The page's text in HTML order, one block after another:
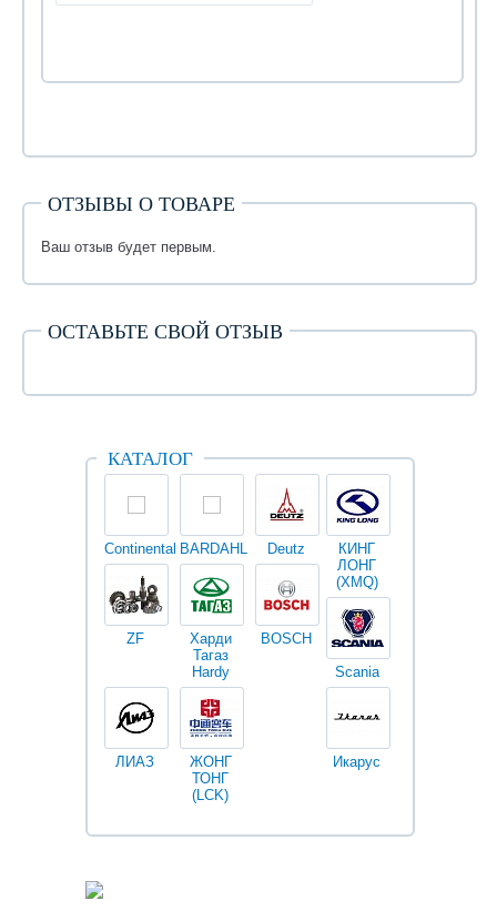
ОТЗЫВЫ О ТОВАРЕ
Ваш отзыв будет первым.
ОСТАВЬТЕ СВОЙ ОТЗЫВ
КАТАЛОГ
Continental BARDAHL Deutz
ZF
Харди
Тагаз
Hardy
BOSCH
ЛИАЗ
ЖОНГ
ТОНГ
(LCK)
КИНГ
ЛОНГ
(XMQ)
Scania
Икарус